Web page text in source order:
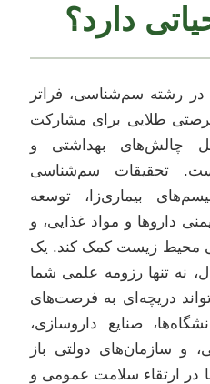
دارد؟
در رشته سم‌شناسی، فراتر
طلایی برای مشارکت
چالش‌های بهداشتی و
تحقیقات سم‌شناسی
بیماری‌زا، توسعه
داروها و مواد غذایی، و
محیط زیست کمک کند. یک
نه تنها رزومه علمی شما
دریچه‌ای به فرصت‌های
صنایع داروسازی،
و سازمان‌های دولتی باز
ارتقاء سلامت عمومی و